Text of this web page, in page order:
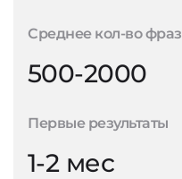
Среднее кол-во фраз
500-2000
Первые результаты
1-2 мес